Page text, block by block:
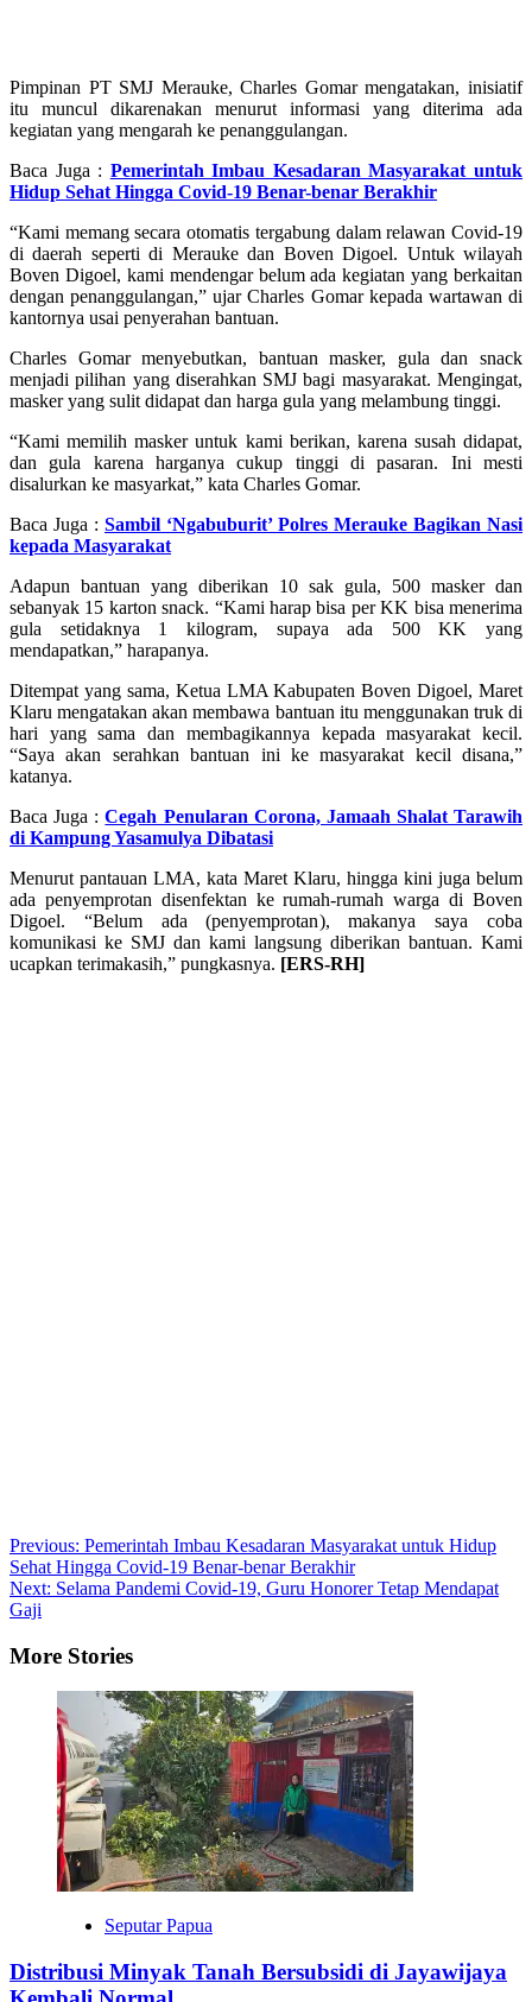
Pimpinan PT SMJ Merauke, Charles Gomar mengatakan, inisiatif
itu muncul dikarenakan menurut informasi yang diterima ada
kegiatan yang mengarah ke penanggulangan.
Baca Juga : Pemerintah Imbau Kesadaran Masyarakat untuk
Hidup Sehat Hingga Covid-19 Benar-benar Berakhir
“Kami memang secara otomatis tergabung dalam relawan Covid-19
di daerah seperti di Merauke dan Boven Digoel. Untuk wilayah
Boven Digoel, kami mendengar belum ada kegiatan yang berkaitan
dengan penanggulangan,” ujar Charles Gomar kepada wartawan di
kantornya usai penyerahan bantuan.
Charles Gomar menyebutkan, bantuan masker, gula dan snack
menjadi pilihan yang diserahkan SMJ bagi masyarakat. Mengingat,
masker yang sulit didapat dan harga gula yang melambung tinggi.
“Kami memilih masker untuk kami berikan, karena susah didapat,
dan gula karena harganya cukup tinggi di pasaran. Ini mesti
disalurkan ke masyarkat,” kata Charles Gomar.
Baca Juga : Sambil ‘Ngabuburit’ Polres Merauke Bagikan Nasi
kepada Masyarakat
Adapun bantuan yang diberikan 10 sak gula, 500 masker dan
sebanyak 15 karton snack. “Kami harap bisa per KK bisa menerima
gula setidaknya 1 kilogram, supaya ada 500 KK yang
mendapatkan,” harapanya.
Ditempat yang sama, Ketua LMA Kabupaten Boven Digoel, Maret
Klaru mengatakan akan membawa bantuan itu menggunakan truk di
hari yang sama dan membagikannya kepada masyarakat kecil.
“Saya akan serahkan bantuan ini ke masyarakat kecil disana,”
katanya.
Baca Juga :Cegah Penularan Corona, Jamaah Shalat Tarawih
di Kampung Yasamulya Dibatasi
Menurut pantauan LMA, kata Maret Klaru, hingga kini juga belum
ada penyemprotan disenfektan ke rumah-rumah warga di Boven
Digoel. “Belum ada (penyemprotan), makanya saya coba
komunikasi ke SMJ dan kami langsung diberikan bantuan. Kami
ucapkan terimakasih,” pungkasnya. [ERS-RH]
Post
navigation
Previous: Pemerintah Imbau Kesadaran Masyarakat untuk Hidup
Sehat Hingga Covid-19 Benar-benar Berakhir
Next: Selama Pandemi Covid-19, Guru Honorer Tetap Mendapat
Gaji
More Stories
Seputar Papua
Distribusi Minyak Tanah Bersubsidi di Jayawijaya